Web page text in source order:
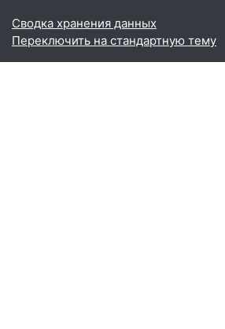
Сводка хранения данных
Переключить на стандартную тему